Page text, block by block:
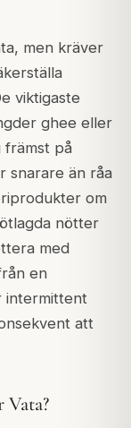
men kräver
viktigaste
ghee eller
främst på
snarare än råa
om
nötter
med
en
intermittent
att